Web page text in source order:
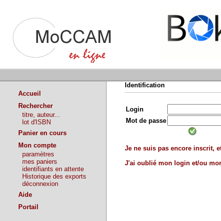
Accueil
Rechercher
titre, auteur...
lot d'ISBN
Panier en cours
Mon compte
paramètres
mes paniers
identifiants en attente
Historique des exports
déconnexion
Aide
Portail
Identification
Login
Mot de passe
Je ne suis pas encore inscrit,
J'ai oublié mon login et/ou